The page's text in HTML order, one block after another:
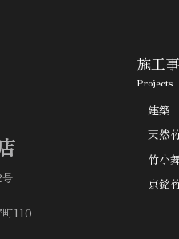
110
施工
Projects
建築
天然
竹小
京銘